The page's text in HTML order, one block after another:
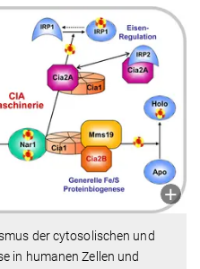
der cytosolischen und
in humanen Zellen und